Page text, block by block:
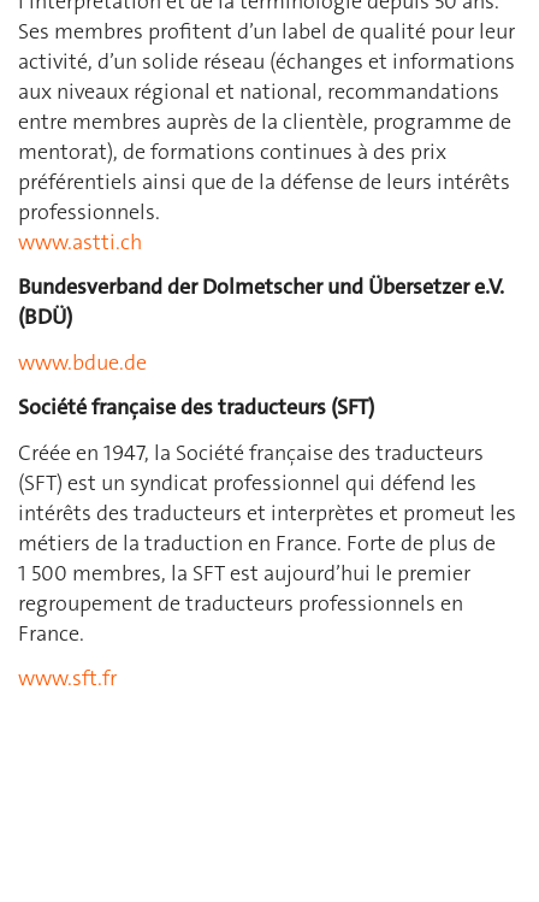
Ses membres profitent d’un label de qualité pour leur
activité, d’un solide réseau (échanges et informations
aux niveaux régional et national, recommandations
entre membres auprès de la clientèle, programme de
mentorat), de formations continues à des prix
préférentiels ainsi que de la défense de leurs intérêts
professionnels.
www.astti.ch
Bundesverband der Dolmetscher und Übersetzer e.V.
(BDÜ)
www.bdue.de
Société française des traducteurs (SFT)
Créée en 1947, la Société française des traducteurs
(SFT) est un syndicat professionnel qui défend les
intérêts des traducteurs et interprètes et promeut les
métiers de la traduction en France. Forte de plus de
1 500 membres, la SFT est aujourd’hui le premier
regroupement de traducteurs professionnels en
France.
www.sft.fr